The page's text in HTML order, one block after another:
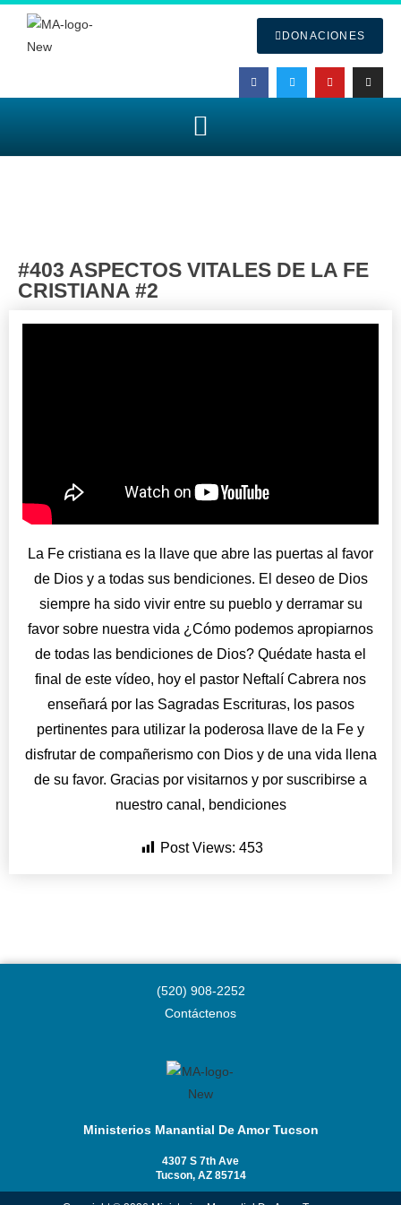
DONACIONES
#403 ASPECTOS VITALES DE LA FE
CRISTIANA #2
La Fe cristiana es la llave que abre las puertas al favor
de Dios y a todas sus bendiciones. El deseo de Dios
siempre ha sido vivir entre su pueblo y derramar su
favor sobre nuestra vida ¿Cómo podemos apropiarnos
de todas las bendiciones de Dios? Quédate hasta el
final de este vídeo, hoy el pastor Neftalí Cabrera nos
enseñará por las Sagradas Escrituras, los pasos
pertinentes para utilizar la poderosa llave de la Fe y
disfrutar de compañerismo con Dios y de una vida llena
de su favor. Gracias por visitarnos y por suscribirse a
nuestro canal, bendiciones
Post Views: 453
(520) 908-2252
Contáctenos
Ministerios Manantial De Amor Tucson
4307 S 7th Ave
Tucson, AZ 85714